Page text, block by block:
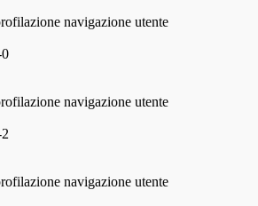
navigazione utente
navigazione utente
navigazione utente